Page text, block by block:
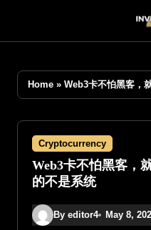
Home» Web3卡不怕黑客，
Cryptocurrency
Web3卡不怕黑客，
的不是系统
By editor4 May 8,